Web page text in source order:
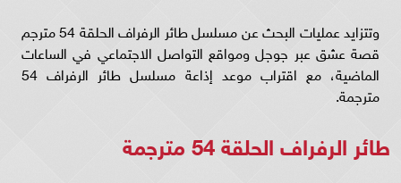
وتتزايد عمليات البحث عن مسلسل طائر الرفراف الحلقة 54 مترجم
قصة عشق عبر جوجل ومواقع التواصل الاجتماعي في الساعات
الماضية، مع اقتراب موعد إذاعة مسلسل طائر الرفراف 54
مترجمة.
طائر الرفراف الحلقة 54 مترجمة